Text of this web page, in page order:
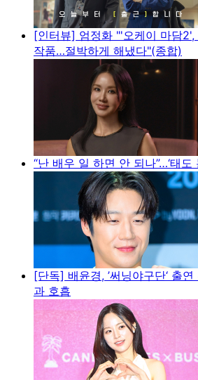
[인터뷰] 엄정화 "'오케이 마담
작품…절박하게 해냈다"(종합)
“난 배우 일 하면 안 되나”…‘태도
[단독] 배윤경, ’써닝야구단‘ 출
과 호흡